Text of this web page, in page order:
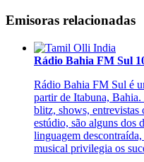
Emisoras relacionadas
Rádio Bahia FM Sul
Rádio Bahia FM Sul é
partir de Itabuna, Bahia.
blitz, shows, entrevistas
estúdio, são alguns dos
linguagem
musical privilegia os